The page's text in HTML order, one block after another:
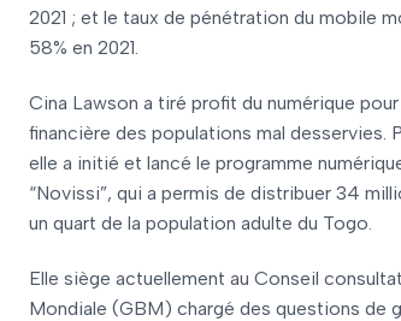
2021 ; et le taux de pénétration du mobile
58% en 2021.
Cina Lawson a tiré profit du numérique
financière des populations mal desservies.
elle a initié et lancé le programme
“Novissi”, qui a permis de distribuer 34
un quart de la population adulte du Togo.
Elle siège actuellement au Conseil
Mondiale (GBM) chargé des questions de